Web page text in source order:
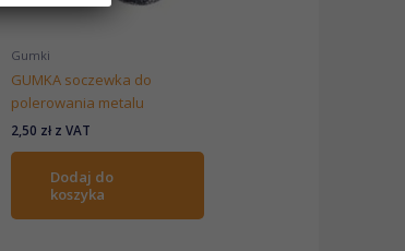
Gumki
GUMKA soczewka do
polerowania metalu
2,50 zł z VAT
Dodaj do
koszyka